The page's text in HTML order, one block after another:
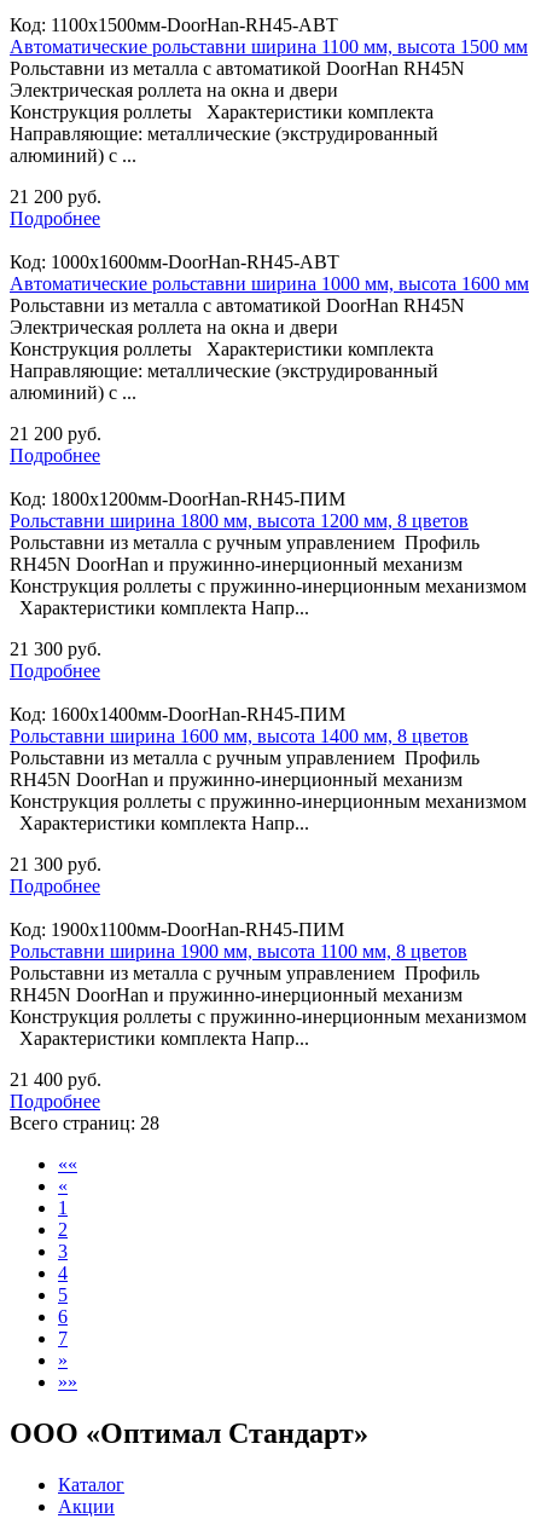
Код: 1100х1500мм-DoorHan-RH45-АВТ
Автоматические рольставни ширина 1100 мм, высота 1500 мм
Рольставни из металла с автоматикой DoorHan RH45N
Электрическая роллета на окна и двери
Конструкция роллеты Характеристики комплекта
Направляющие: металлические (экструдированный
алюминий) с ...
21 200 руб.
Подробнее
Код: 1000х1600мм-DoorHan-RH45-АВТ
Автоматические рольставни ширина 1000 мм, высота 1600 мм
Рольставни из металла с автоматикой DoorHan RH45N
Электрическая роллета на окна и двери
Конструкция роллеты Характеристики комплекта
Направляющие: металлические (экструдированный
алюминий) с ...
21 200 руб.
Подробнее
Код: 1800х1200мм-DoorHan-RH45-ПИМ
Рольставни ширина 1800 мм, высота 1200 мм, 8 цветов
Рольставни из металла с ручным управлением Профиль
RH45N DoorHan и пружинно-инерционный механизм
Конструкция роллеты с пружинно-инерционным механизмом
Характеристики комплекта Напр...
21 300 руб.
Подробнее
Код: 1600х1400мм-DoorHan-RH45-ПИМ
Рольставни ширина 1600 мм, высота 1400 мм, 8 цветов
Рольставни из металла с ручным управлением Профиль
RH45N DoorHan и пружинно-инерционный механизм
Конструкция роллеты с пружинно-инерционным механизмом
Характеристики комплекта Напр...
21 300 руб.
Подробнее
Код: 1900х1100мм-DoorHan-RH45-ПИМ
Рольставни ширина 1900 мм, высота 1100 мм, 8 цветов
Рольставни из металла с ручным управлением Профиль
RH45N DoorHan и пружинно-инерционный механизм
Конструкция роллеты с пружинно-инерционным механизмом
Характеристики комплекта Напр...
21 400 руб.
Подробнее
Всего страниц: 28
««
«
1
2
3
4
5
6
7
»
»»
ООО «Оптимал Стандарт»
Каталог
Акции